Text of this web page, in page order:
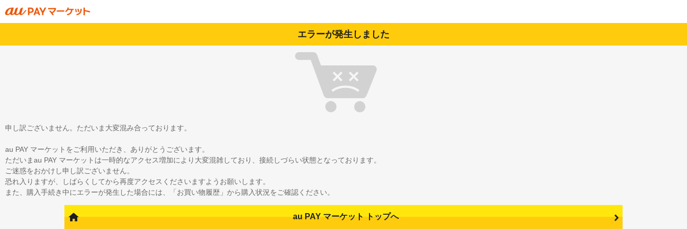
エラーが発生しました
申し訳ございません。ただいま大変混み合っております。
au PAY マーケットをご利用いただき、ありがとうございます。
ただいまau PAY マーケットは一時的なアクセス増加により大変混雑しており、接続しづらい状態となっております。
ご迷惑をおかけし申し訳ございません。
恐れ入りますが、しばらくしてから再度アクセスくださいますようお願いします。
また、購入手続き中にエラーが発生した場合には、「お買い物履歴」から購入状況をご確認ください。
au PAY マーケット トップへ